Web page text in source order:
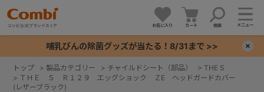
お気に入り カート 検索 メニュー
哺乳びんの除菌グッズが当たる！8/31まで >>
トップ > 製品カテゴリー > チャイルドシート（部品） > THE S
> ＴＨＥ Ｓ Ｒ１２９ エッグショック ＺE ヘッドガードカバー
(レザーブラック)